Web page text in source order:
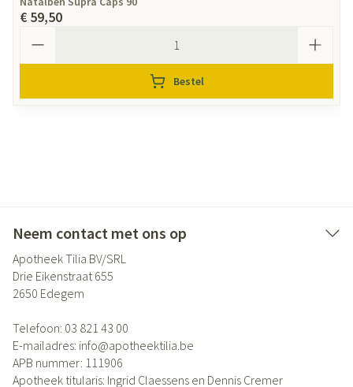
€ 59,50
Bestel
Neem contact met ons op
Apotheek Tilia BV/SRL
Drie Eikenstraat 655
2650 Edegem
Telefoon: 03 821 43 00
E-mailadres: info@apotheektilia.be
APB nummer: 111906
Apotheek titularis: Ingrid Claessens en Dennis Cremer